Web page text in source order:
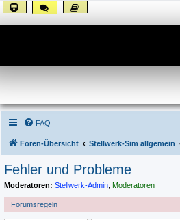
FAQ
Foren-Übersicht Stellwerk-Sim allgemein
Fehler und Probleme
Moderatoren: Stellwerk-Admin Moderatoren
Forumsregeln